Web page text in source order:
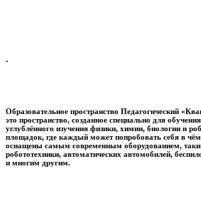
.
Образовательное пространство Педагогический
это пространство, созданное специально для
углублённого изучения физики, химии, биологии и
площадок, где каждый может попробовать себя в
оснащены самым современным оборудованием,
робототехники, автоматических автомобилей,
и многим другим.